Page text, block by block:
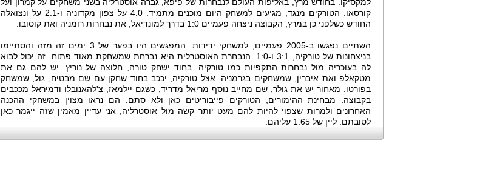
קורסאו. הטורקים מנגד, מגיעים למשחק היום מוכנים מתמיד. 4:0 על צפון מקדוניה ו-2:1 על ונצואלה
החודש כשלפני כן במרץ, הקבוצה ניצחה פעמיים 1:0 בדרך למונדיאל, את נבחרות רומניה ואת קוסובו.
השתיים נפגשו ב-2005 פעמיים, למשחקי ידידות. המפגשים היו בפער של 3 ימים זה מזה והסתיימו
בניצחונות של טורקיה, 3:1 ו-1:0. הנבחרת האוסטרלית היא נברחת שמשחקת מאוד פתוח. זה יכול לבוא
לה בעוכריה מול נבחרות התקפיות כמו טורקיה. בחוד ישחק טורה, חלוצה של נוריץ. יש להם גם את
מטקאלפ ואת איברין, שמשחקים בגרמניה. אצל טורקיה, יככב בחוד שחקן עם שם מבטיח, גול, שמשחק
בפורטו. מאחור יש את גולר, שם מחייב נוסף מריאל מדריד, כשגם יילמאז, צ'להאנובלו ודמיראל מככבים
בקבוצה. מבחינת ההימורים, הטורקים פייבוריטים כאן ולא סתם. הם נראו מצוין במשחקי ההכנה
האחרונים ולמרות שצפוי להיות להם מעט יותר קשה מול אוסטרליה, אני עדיין מאמין שזה ייגמר כאן
לטובתם. ליין של 1.65 עליהם.